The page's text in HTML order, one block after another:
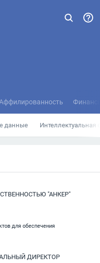
данные Интеллектуальная
"АНКЕР"
для обеспечения
ДИРЕКТОР